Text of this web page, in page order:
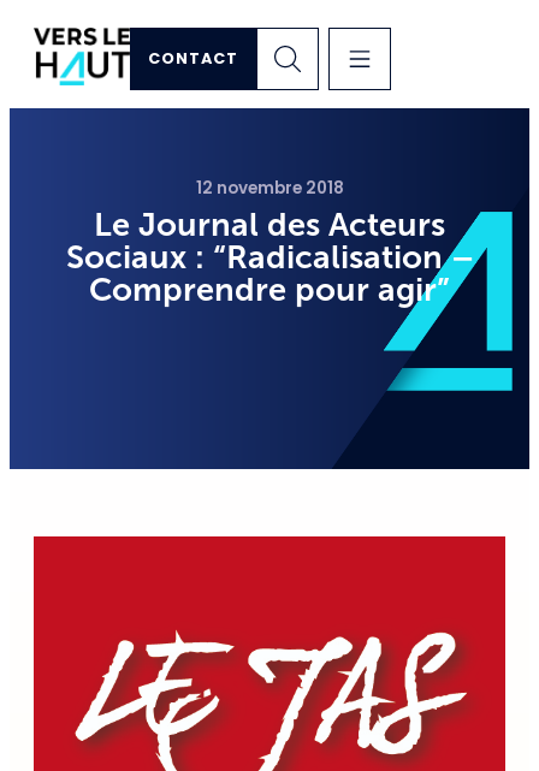
CONTACT
12 novembre 2018
Le Journal des Acteurs
Sociaux : “Radicalisation –
Comprendre pour agir”